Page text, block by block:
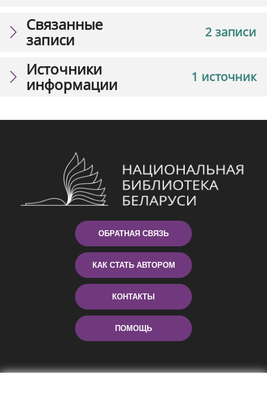
2 записи
Связанные
записи
1 источник
Источники
информации
ОБРАТНАЯ СВЯЗЬ
КАК СТАТЬ АВТОРОМ
КОНТАКТЫ
ПОМОЩЬ